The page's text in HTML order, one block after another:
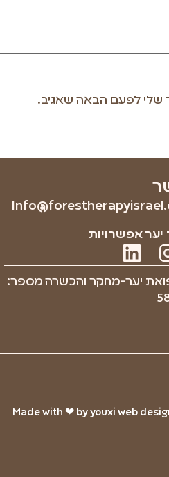
שלי לפעם הבאה שאגיב.
אפשרויות
יער-מחקר והכשרה מספר:
Made with ❤ by youxi web